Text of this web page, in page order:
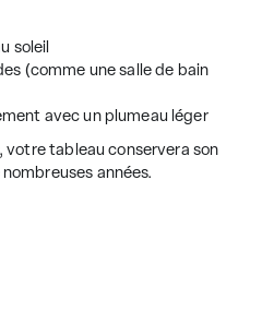
soleil
(comme une salle de bain
avec un plumeau léger
votre tableau conservera son
années.